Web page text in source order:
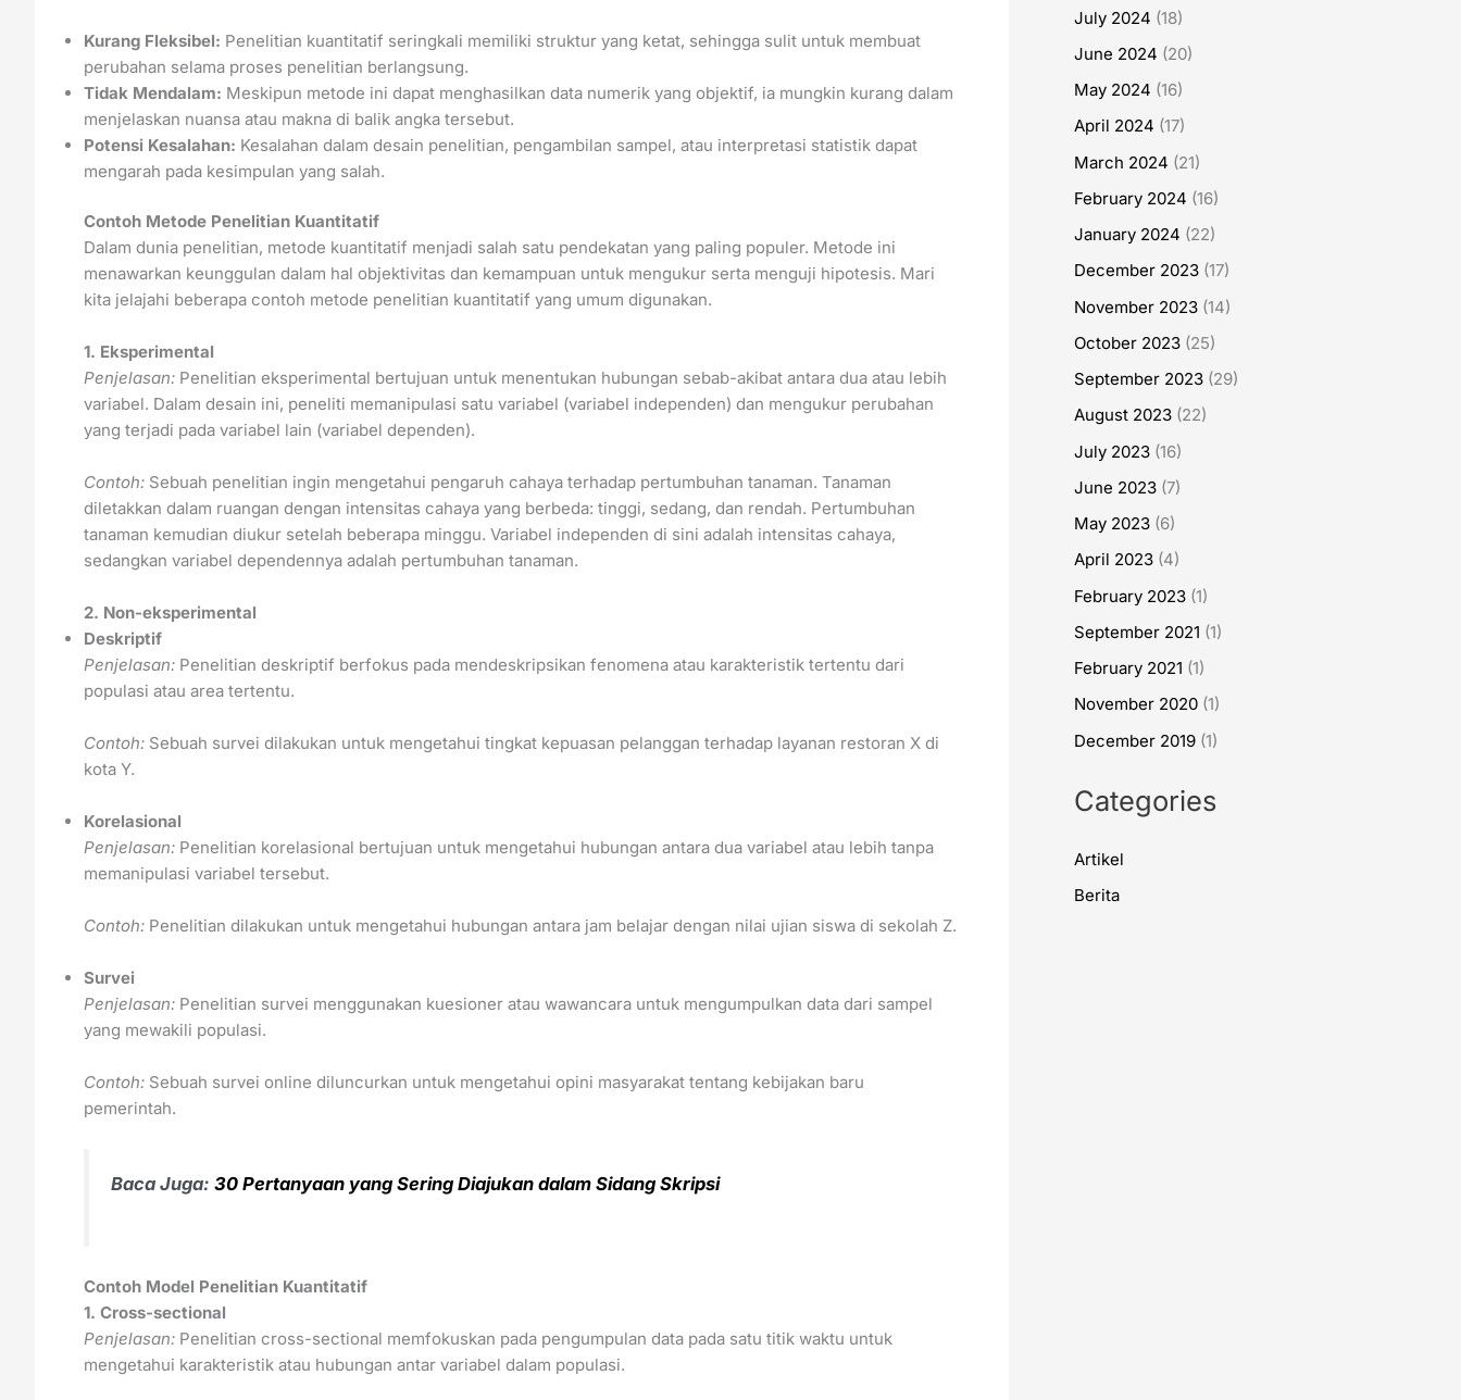
Kurang Fleksibel: Penelitian kuantitatif seringkali memiliki struktur yang ketat, sehingga sulit untuk membuat
perubahan selama proses penelitian berlangsung.
Tidak Mendalam: Meskipun metode ini dapat menghasilkan data numerik yang objektif, ia mungkin kurang dalam
menjelaskan nuansa atau makna di balik angka tersebut.
Potensi Kesalahan: Kesalahan dalam desain penelitian, pengambilan sampel, atau interpretasi statistik dapat
mengarah pada kesimpulan yang salah.
Contoh Metode Penelitian Kuantitatif
Dalam dunia penelitian, metode kuantitatif menjadi salah satu pendekatan yang paling populer. Metode ini
menawarkan keunggulan dalam hal objektivitas dan kemampuan untuk mengukur serta menguji hipotesis. Mari
kita jelajahi beberapa contoh metode penelitian kuantitatif yang umum digunakan.
1. Eksperimental
Penjelasan: Penelitian eksperimental bertujuan untuk menentukan hubungan sebab-akibat antara dua atau lebih
variabel. Dalam desain ini, peneliti memanipulasi satu variabel (variabel independen) dan mengukur perubahan
yang terjadi pada variabel lain (variabel dependen).
Contoh: Sebuah penelitian ingin mengetahui pengaruh cahaya terhadap pertumbuhan tanaman. Tanaman
diletakkan dalam ruangan dengan intensitas cahaya yang berbeda: tinggi, sedang, dan rendah. Pertumbuhan
tanaman kemudian diukur setelah beberapa minggu. Variabel independen di sini adalah intensitas cahaya,
sedangkan variabel dependennya adalah pertumbuhan tanaman.
2. Non-eksperimental
Deskriptif
Penjelasan: Penelitian deskriptif berfokus pada mendeskripsikan fenomena atau karakteristik tertentu dari
populasi atau area tertentu.
Contoh: Sebuah survei dilakukan untuk mengetahui tingkat kepuasan pelanggan terhadap layanan restoran X di
kota Y.
Korelasional
Penjelasan: Penelitian korelasional bertujuan untuk mengetahui hubungan antara dua variabel atau lebih tanpa
memanipulasi variabel tersebut.
Contoh: Penelitian dilakukan untuk mengetahui hubungan antara jam belajar dengan nilai ujian siswa di sekolah Z.
Survei
Penjelasan: Penelitian survei menggunakan kuesioner atau wawancara untuk mengumpulkan data dari sampel
yang mewakili populasi.
Contoh: Sebuah survei online diluncurkan untuk mengetahui opini masyarakat tentang kebijakan baru
pemerintah.
Baca Juga: 30 Pertanyaan yang Sering Diajukan dalam Sidang Skripsi
Contoh Model Penelitian Kuantitatif
1. Cross-sectional
Penjelasan: Penelitian cross-sectional memfokuskan pada pengumpulan data pada satu titik waktu untuk
mengetahui karakteristik atau hubungan antar variabel dalam populasi.
July 2024 (18)
June 2024 (20)
May 2024 (16)
April 2024 (17)
March 2024 (21)
February 2024 (16)
January 2024 (22)
December 2023 (17)
November 2023 (14)
October 2023 (25)
September 2023 (29)
August 2023 (22)
July 2023 (16)
June 2023 (7)
May 2023 (6)
April 2023 (4)
February 2023 (1)
September 2021 (1)
February 2021 (1)
November 2020 (1)
December 2019 (1)
Categories
Artikel
Berita